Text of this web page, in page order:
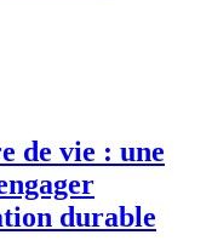
de vie : une
durable